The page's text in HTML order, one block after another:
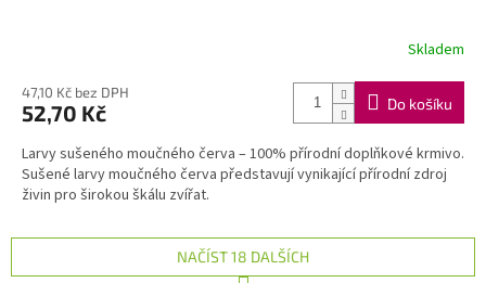
Skladem
47,10 Kč bez DPH
52,70 Kč Do košíku
Larvy sušeného moučného červa – 100% přírodní doplňkové krmivo.
Sušené larvy moučného červa představují vynikající přírodní zdroj
živin pro širokou škálu zvířat.
NAČÍST 18 DALŠÍCH